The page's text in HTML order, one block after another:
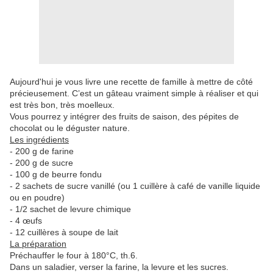
Aujourd'hui je vous livre une recette de famille à mettre de côté
précieusement. C’est un gâteau vraiment simple à réaliser et qui
est très bon, très moelleux.
Vous pourrez y intégrer des fruits de saison, des pépites de
chocolat ou le déguster nature.
Les ingrédients
- 200 g de farine
- 200 g de sucre
- 100 g de beurre fondu
- 2 sachets de sucre vanillé (ou 1 cuillère à café de vanille liquide
ou en poudre)
- 1/2 sachet de levure chimique
- 4 œufs
- 12 cuillères à soupe de lait
La préparation
Préchauffer le four à 180°C, th.6.
Dans un saladier, verser la farine, la levure et les sucres.